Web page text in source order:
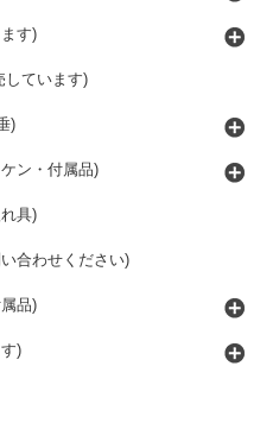
す)
ています)
)
ン・付属品)
具)
合わせください)
品)
)